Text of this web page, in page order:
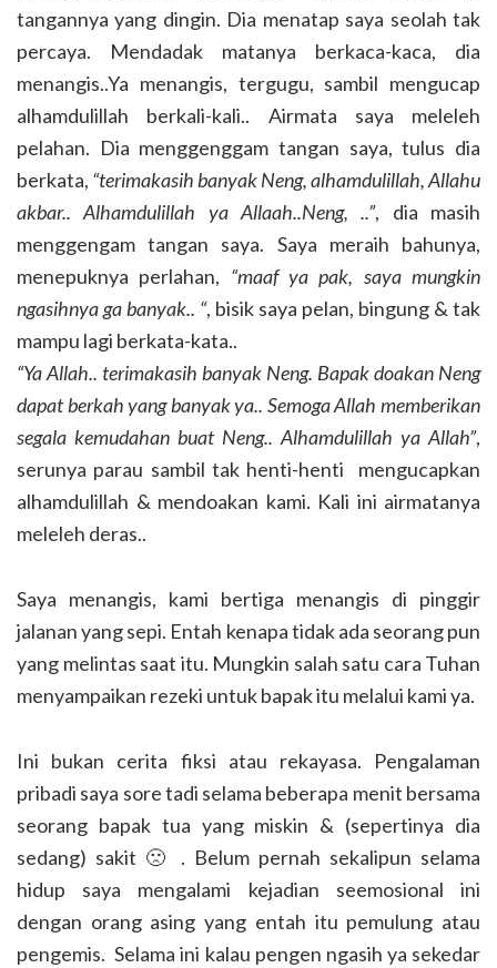
tangannya yang dingin. Dia menatap saya seolah tak
percaya. Mendadak matanya berkaca-kaca, dia
menangis..Ya menangis, tergugu, sambil mengucap
alhamdulillah berkali-kali.. Airmata saya meleleh
pelahan. Dia menggenggam tangan saya, tulus dia
berkata, “terimakasih banyak Neng, alhamdulillah, Allahu
akbar.. Alhamdulillah ya Allaah..Neng, ..”, dia masih
menggengam tangan saya. Saya meraih bahunya,
menepuknya perlahan, “maaf ya pak, saya mungkin
ngasihnya ga banyak.. “, bisik saya pelan, bingung & tak
mampu lagi berkata-kata..
“Ya Allah.. terimakasih banyak Neng. Bapak doakan Neng
dapat berkah yang banyak ya.. Semoga Allah memberikan
segala kemudahan buat Neng.. Alhamdulillah ya Allah”,
serunya parau sambil tak henti-henti mengucapkan
alhamdulillah & mendoakan kami. Kali ini airmatanya
meleleh deras..
Saya menangis, kami bertiga menangis di pinggir
jalanan yang sepi. Entah kenapa tidak ada seorang pun
yang melintas saat itu. Mungkin salah satu cara Tuhan
menyampaikan rezeki untuk bapak itu melalui kami ya.
Ini bukan cerita fiksi atau rekayasa. Pengalaman
pribadi saya sore tadi selama beberapa menit bersama
seorang bapak tua yang miskin & (sepertinya dia
sedang) sakit 🙁 . Belum pernah sekalipun selama
hidup saya mengalami kejadian seemosional ini
dengan orang asing yang entah itu pemulung atau
pengemis. Selama ini kalau pengen ngasih ya sekedar